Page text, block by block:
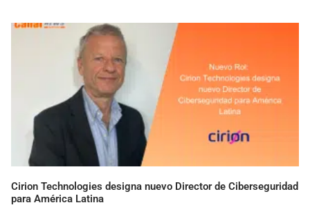
Cirion Technologies designa nuevo Director de Ciberseguridad
para América Latina